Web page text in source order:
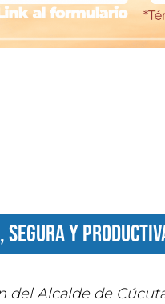
segura y
del Alcalde de